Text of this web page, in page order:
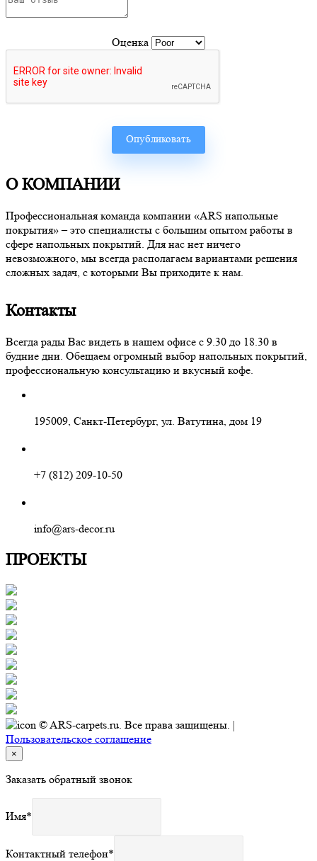
Оценка
О КОМПАНИИ
Профессиональная команда компании «ARS напольные
покрытия» – это специалисты с большим опытом работы в
сфере напольных покрытий. Для нас нет ничего
невозможного, мы всегда располагаем вариантами решения
сложных задач, с которыми Вы приходите к нам.
Контакты
Всегда рады Вас видеть в нашем офисе с 9.30 до 18.30 в
будние дни. Обещаем огромный выбор напольных покрытий,
профессиональную консультацию и вкусный кофе.
195009, Санкт-Петербург, ул. Ватутина, дом 19
+7 (812) 209-10-50
info@ars-decor.ru
ПРОЕКТЫ
© ARS-carpets.ru. Все права защищены. |
Пользовательское соглашение
×
Заказать обратный звонок
Имя*
Контактный телефон*